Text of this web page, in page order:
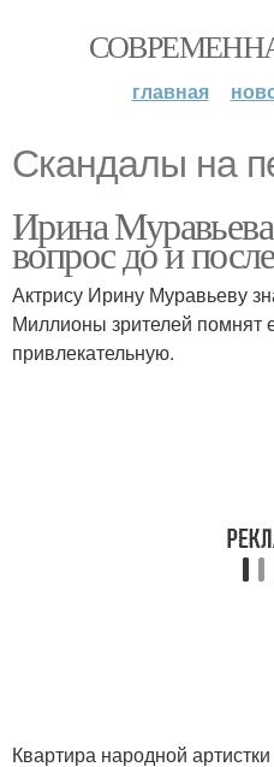
главная
Скандалы на
Ирина
вопрос до и
Актрису Ирину Муравьеву
Миллионы зрителей помнят
привлекательную.
Квартира народной